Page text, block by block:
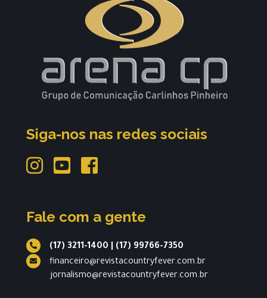
Siga-nos nas redes sociais
Fale com a gente
(17) 3211-1400
(17) 99766-7350
financeiro@revistacountryfever.com.br
jornalismo@revistacountryfever.com.br